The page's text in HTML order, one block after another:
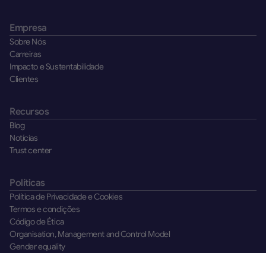
Empresa
Sobre Nós
Carreiras
Impacto e Sustentabilidade
Clientes
Recursos
Blog
Notícias
Trust center
Políticas
Política de Privacidade e Cookies
Termos e condições
Código de Ética
Organisation, Management and Control Model
Gender equality